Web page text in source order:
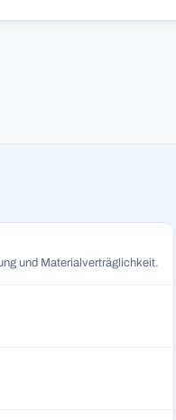
und Materialverträglichkeit.